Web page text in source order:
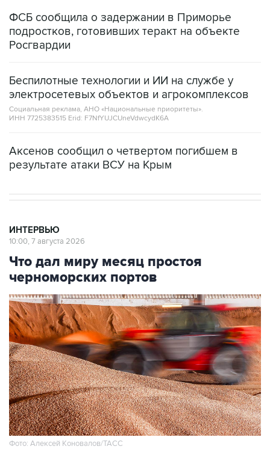
ФСБ сообщила о задержании в Приморье
подростков, готовивших теракт на объекте
Росгвардии
Беспилотные технологии и ИИ на службе у
электросетевых объектов и агрокомплексов
Социальная реклама, АНО «Национальные приоритеты».
ИНН 7725383515 Erid: F7NfYUJCUneVdwcydK6A
Аксенов сообщил о четвертом погибшем в
результате атаки ВСУ на Крым
ИНТЕРВЬЮ
10:00, 7 августа 2026
Что дал миру месяц простоя
черноморских портов
Фото: Алексей Коновалов/ТАСС